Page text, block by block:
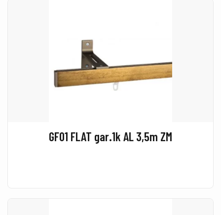
GF01 FLAT gar.1k AL 3,5m ZM